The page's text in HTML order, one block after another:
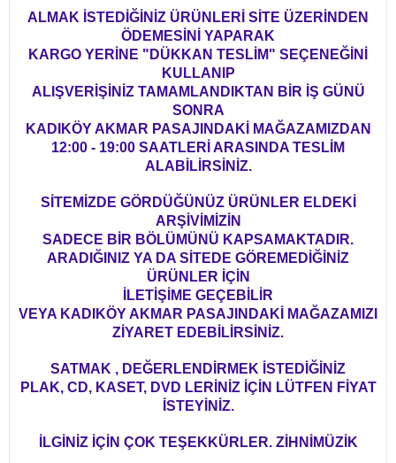
ALMAK İSTEDİĞİNİZ ÜRÜNLERİ SİTE ÜZERİNDEN
ÖDEMESİNİ YAPARAK
KARGO YERİNE "DÜKKAN TESLİM" SEÇENEĞİNİ
KULLANIP
ALIŞVERİŞİNİZ TAMAMLANDIKTAN BİR İŞ GÜNÜ
SONRA
KADIKÖY AKMAR PASAJINDAKİ MAĞAZAMIZDAN
12:00 - 19:00 SAATLERİ ARASINDA TESLİM
ALABİLİRSİNİZ.
SİTEMİZDE GÖRDÜĞÜNÜZ ÜRÜNLER ELDEKİ
ARŞİVİMİZİN
SADECE BİR BÖLÜMÜNÜ KAPSAMAKTADIR.
ARADIĞINIZ YA DA SİTEDE GÖREMEDİĞİNİZ
ÜRÜNLER İÇİN
İLETİŞİME GEÇEBİLİR
VEYA KADIKÖY AKMAR PASAJINDAKİ MAĞAZAMIZI
ZİYARET EDEBİLİRSİNİZ.
SATMAK , DEĞERLENDİRMEK İSTEDİĞİNİZ
PLAK, CD, KASET, DVD LERİNİZ İÇİN LÜTFEN FİYAT
İSTEYİNİZ.
İLGİNİZ İÇİN ÇOK TEŞEKKÜRLER. ZİHNİMÜZİK